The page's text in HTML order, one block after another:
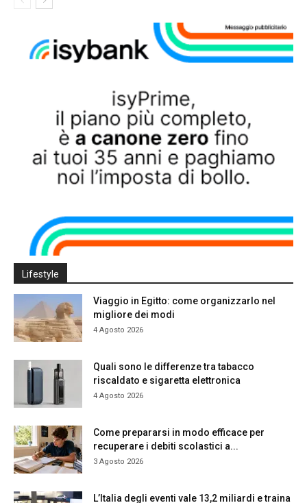
Lifestyle
Viaggio in Egitto: come organizzarlo nel
migliore dei modi
4 Agosto 2026
Quali sono le differenze tra tabacco
riscaldato e sigaretta elettronica
4 Agosto 2026
Come prepararsi in modo efficace per
recuperare i debiti scolastici a...
3 Agosto 2026
L’Italia degli eventi vale 13,2 miliardi e traina